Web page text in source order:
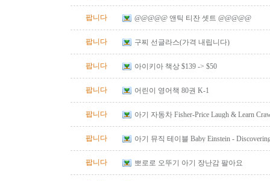
팝니다 @@@@@ 앤틱 티잔 셋트 @@@@@
팝니다 구찌 선글라스(가격 내립니다)
팝니다 아이키아 책상 $139 -> $50
팝니다 어린이 영어책 80권 K-1
팝니다
아기 자동차 Fisher-Price Laugh & Learn
팝니다
아기 뮤직 테이블 Baby Einstein -
팝니다
뽀로로 오뚜기 아기 장난감 팔아요